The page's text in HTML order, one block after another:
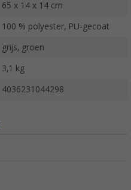
65 x 14 x 14 cm
100 % polyester, PU-gecoat
grijs, groen
3,1 kg
4036231044298